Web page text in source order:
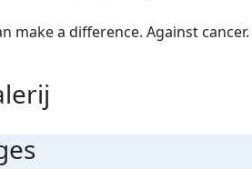
make a difference. Against